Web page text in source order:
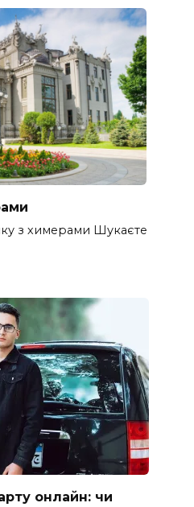
з химерами Шукаєте
онлайн: чи